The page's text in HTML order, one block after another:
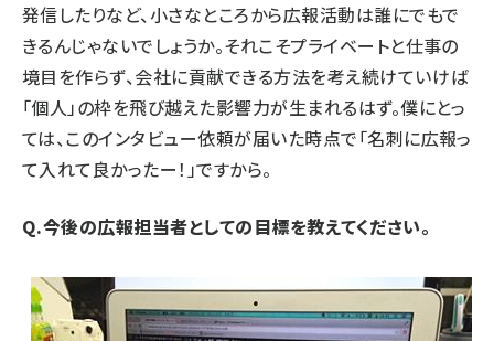
発信したりなど、小さなところから広報活動は誰にでもで
きるんじゃないでしょうか。それこそプライベートと仕事の
境目を作らず、会社に貢献できる方法を考え続けていけば
「個人」の枠を飛び越えた影響力が生まれるはず。僕にとっ
ては、このインタビュー依頼が届いた時点で「名刺に広報っ
て入れて良かったー！」ですから。
Q.今後の広報担当者としての目標を教えてください。